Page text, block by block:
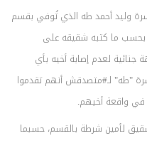
وليد أحمد طه الذي تُوفي بقسم
أيضًا، بحسب ما كتبه شقيقه على
لعدم إصابة أخيه بأي
"طه" لـ#متصدقش أنهم تقدموا
في واقعة أخيهم.
لأمين شرطة بالقسم، حسبما